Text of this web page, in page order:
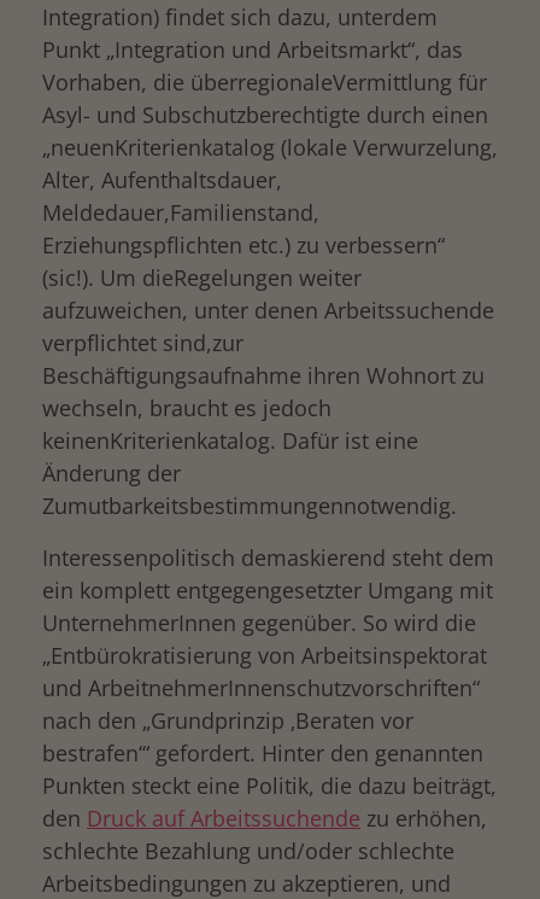
Integration) findet sich dazu, unterdem
Punkt „Integration und Arbeitsmarkt“, das
Vorhaben, die überregionaleVermittlung für
Asyl- und Subschutzberechtigte durch einen
„neuenKriterienkatalog (lokale Verwurzelung,
Alter, Aufenthaltsdauer,
Meldedauer,Familienstand,
Erziehungspflichten etc.) zu verbessern“
(sic!). Um dieRegelungen weiter
aufzuweichen, unter denen Arbeitssuchende
verpflichtet sind,zur
Beschäftigungsaufnahme ihren Wohnort zu
wechseln, braucht es jedoch
keinenKriterienkatalog. Dafür ist eine
Änderung der
Zumutbarkeitsbestimmungennotwendig.
Interessenpolitisch demaskierend steht dem
ein komplett entgegengesetzter Umgang mit
UnternehmerInnen gegenüber. So wird die
„Entbürokratisierung von Arbeitsinspektorat
und ArbeitnehmerInnenschutzvorschriften“
nach den „Grundprinzip ‚Beraten vor
bestrafen‘“ gefordert. Hinter den genannten
Punkten steckt eine Politik, die dazu beiträgt,
den Druck auf Arbeitssuchende zu erhöhen,
schlechte Bezahlung und/oder schlechte
Arbeitsbedingungen zu akzeptieren, und